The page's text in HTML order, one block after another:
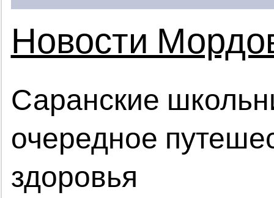
Новости
Саранские
очередное
здоровья